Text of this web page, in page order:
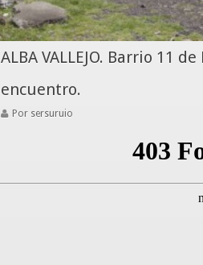
ALBA VALLEJO. Barrio 11
encuentro.
Por sersuruio